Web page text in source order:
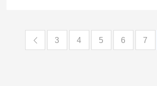
3 4 5 6 7